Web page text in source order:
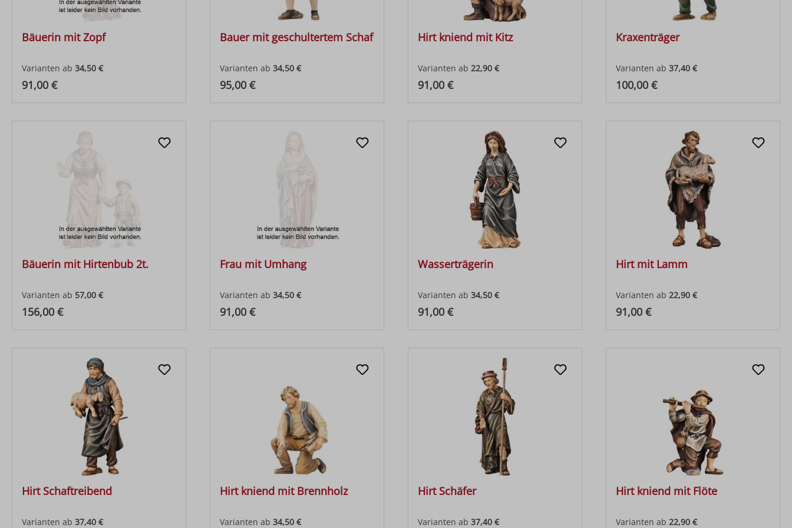
Bäuerin mit Zopf
Varianten ab 34,50 €
Regulärer Preis:
91,00 €
Bauer mit geschultertem Schaf
Varianten ab 34,50 €
Regulärer Preis:
95,00 €
Hirt kniend mit Kitz
Varianten ab 22,90 €
Regulärer Preis:
91,00 €
Kraxenträger
Varianten ab 37,40 €
Regulärer Preis:
100,00 €
Bäuerin mit Hirtenbub 2t.
Varianten ab 57,00 €
Regulärer Preis:
156,00 €
Frau mit Umhang
Varianten ab 34,50 €
Regulärer Preis:
91,00 €
Wasserträgerin
Varianten ab 34,50 €
Regulärer Preis:
91,00 €
Hirt mit Lamm
Varianten ab 22,90 €
Regulärer Preis:
91,00 €
Hirt Schaftreibend
Varianten ab 37,40 €
Hirt kniend mit Brennholz
Varianten ab 34,50 €
Hirt Schäfer
Varianten ab 37,40 €
Hirt kniend mit Flöte
Varianten ab 22,90 €